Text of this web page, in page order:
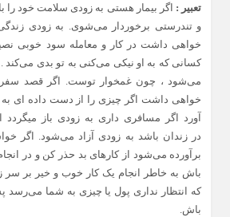
تعبیر : اگر بیمار هستی به زودی سلامت خود را
و تندرستی برخوردار می‌شوی. به زودی
خواهی داشت در کار و معامله سود خوبی
کسانی که به او نیکی می‌کنی به تو بدی می‌کند .
می‌شود ، چون غمخوار توست. اگر قصد
خواهی داشت اگر چیزی را از دست داده ای
آورد اگر مسافری داری به زودی باز
در زندان باشد به زودی آزاد می‌شود. اگر
برآورده می‌شود از کارهای بد حذر کن و در
باش به خاطر انجام یک کار خوب و خیر بر سر
که انتظار نداری پول یا چیزی به شما می‌رسد
باش.